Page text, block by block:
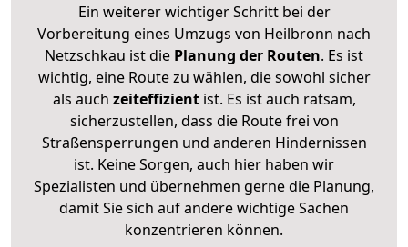
Ein weiterer wichtiger Schritt bei der
Vorbereitung eines Umzugs von Heilbronn nach
Netzschkau ist die Planung der Routen. Es ist
wichtig, eine Route zu wählen, die sowohl sicher
als auch zeiteffizientist. Es ist auch ratsam,
sicherzustellen, dass die Route frei von
Straßensperrungen und anderen Hindernissen
ist. Keine Sorgen, auch hier haben wir
Spezialisten und übernehmen gerne die Planung,
damit Sie sich auf andere wichtige Sachen
konzentrieren können.